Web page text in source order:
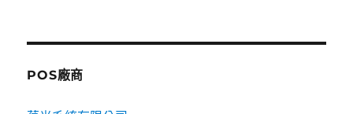
POS廠商